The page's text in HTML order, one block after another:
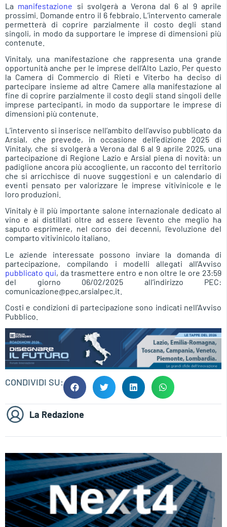
La manifestazione si svolgerà a Verona dal 6 al 9 aprile
prossimi. Domande entro il 6 febbraio. L’intervento camerale
permetterà di coprire parzialmente il costo degli stand
singoli, in modo da supportare le imprese di dimensioni più
contenute.
Vinitaly, una manifestazione che rappresenta una grande
opportunità anche per le imprese dell’Alto Lazio. Per questo
la Camera di Commercio di Rieti e Viterbo ha deciso di
partecipare insieme ad altre Camere alla manifestazione al
fine di coprire parzialmente il costo degli stand singoli delle
imprese partecipanti, in modo da supportare le imprese di
dimensioni più contenute.
L’intervento si inserisce nell’ambito dell’avviso pubblicato da
Arsial, che prevede, in occasione dell’edizione 2025 di
Vinitaly, che si svolgerà a Verona dal 6 al 9 aprile 2025, una
partecipazione di Regione Lazio e Arsial piena di novità: un
padiglione ancora più accogliente, un racconto del territorio
che si arricchisce di nuove suggestioni e un calendario di
eventi pensato per valorizzare le imprese vitivinicole e le
loro produzioni.
Vinitaly è il più importante salone internazionale dedicato al
vino e ai distillati oltre ad essere l’evento che meglio ha
saputo esprimere, nel corso dei decenni, l’evoluzione del
comparto vitivinicolo italiano.
Le aziende interessate possono inviare la domanda di
partecipazione, compilando i modelli allegati all’Avviso
pubblicato qui, da trasmettere entro e non oltre le ore 23:59
del giorno 06/02/2025 all’indirizzo PEC:
comunicazione@pec.arsialpec.it.
Costi e condizioni di partecipazione sono indicati nell’Avviso
Pubblico.
CONDIVIDI SU:
La Redazione